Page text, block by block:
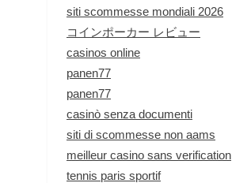
siti scommesse mondiali 2026
コインポーカー レビュー
casinos online
panen77
panen77
casinò senza documenti
siti di scommesse non aams
meilleur casino sans verification
tennis paris sportif